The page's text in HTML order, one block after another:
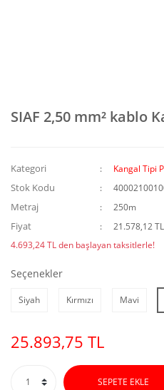
SIAF 2,50 mm² kablo
Kategori Kangal Tipi
Stok Kodu
Metraj 250m
Fiyat
21.578,12
4.693,24 TL den başlayan taksitlerle!
Seçenekler
Siyah Kırmızı Mavi
25.893,75 TL
SEPETE EKLE